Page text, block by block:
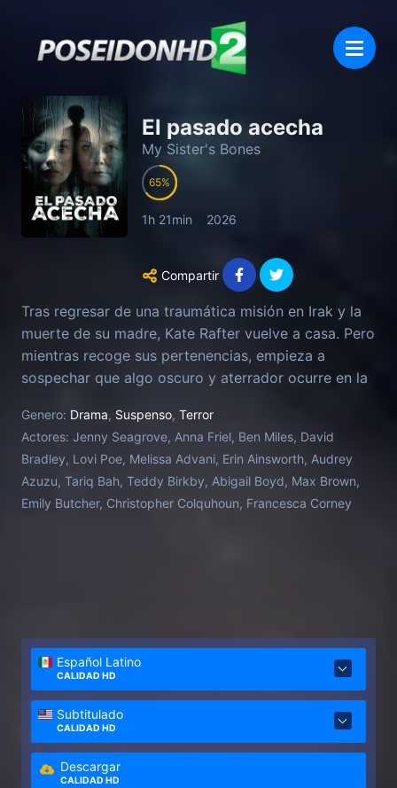
El pasado acecha
My Sister's Bones
65
1h 21min 2026
Compartir
Tras regresar de una traumática misión en Irak y la
muerte de su madre, Kate Rafter vuelve a casa. Pero
mientras recoge sus pertenencias, empieza a
sospechar que algo oscuro y aterrador ocurre en la
Genero: Drama, Suspenso, Terror
Actores: Jenny Seagrove, Anna Friel, Ben Miles, David
Bradley, Lovi Poe, Melissa Advani, Erin Ainsworth, Audrey
Azuzu, Tariq Bah, Teddy Birkby, Abigail Boyd, Max Brown,
Emily Butcher, Christopher Colquhoun, Francesca Corney
Español Latino
CALIDAD HD
Subtitulado
CALIDAD HD
Descargar
CALIDAD HD